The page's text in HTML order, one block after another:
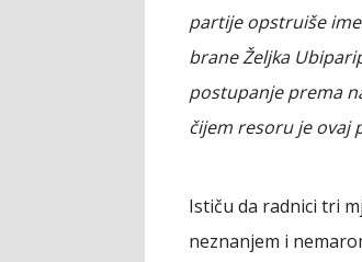
partije opstruiše
brane Željka
postupanje prema
čijem resoru je ovaj
Ističu da radnici tri
neznanjem i